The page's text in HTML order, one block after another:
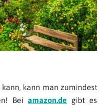
kann man zumindest
Bei amazon.de gibt es